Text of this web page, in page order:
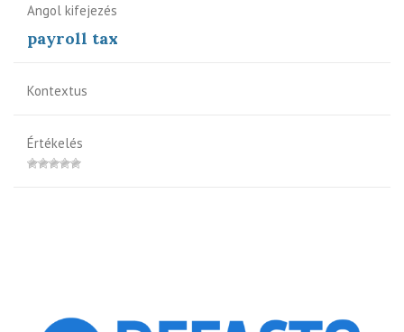
Angol kifejezés
payroll tax
Kontextus
Értékelés